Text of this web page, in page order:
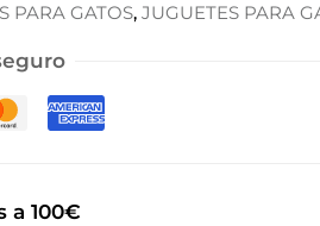
PARA GATOS, JUGUETES PARA
a 100€